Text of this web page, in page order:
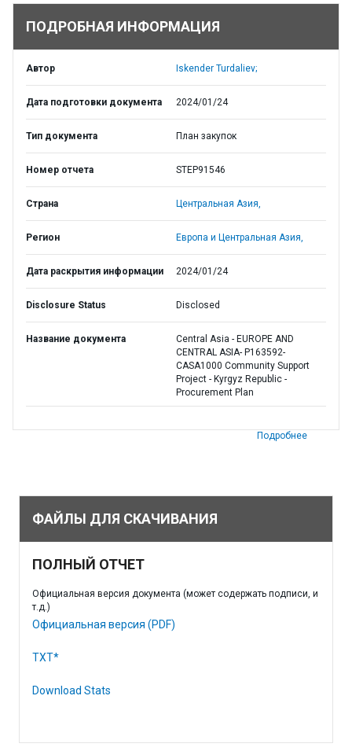
ПОДРОБНАЯ ИНФОРМАЦИЯ
Автор Iskender Turdaliev;
Дата подготовки документа 2024/01/24
Тип документа План закупок
Номер отчета STEP91546
Страна Центральная Азия,
Регион Европа и Центральная Азия,
Дата раскрытия информации 2024/01/24
Disclosure Status Disclosed
Название документа
Central Asia - EUROPE AND
CENTRAL ASIA- P163592-
CASA1000 Community Support
Project - Kyrgyz Republic -
Procurement Plan
Подробнее
ФАЙЛЫ ДЛЯ СКАЧИВАНИЯ
ПОЛНЫЙ ОТЧЕТ
Официальная версия документа (может содержать подписи, и
т.д.)
Официальная версия (PDF)
TXT*
Download Stats